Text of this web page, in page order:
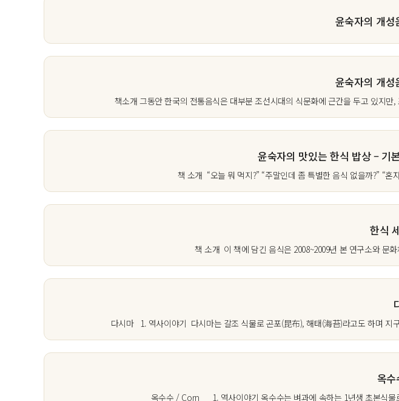
윤숙자의 개
윤숙자의 개
책소개 그동안 한국의 전통음식은 대부분 조선시대의 식문화에 근간을 두고 있지
윤숙자의 맛있는 한식 밥상 – 기
책 소개 “오늘 뭐 먹지?” “주말인데 좀 특별한 음식 없을까?” “
한식
책 소개 이 책에 담긴 음식은 2008~2009년 본 연구소와 문
다시마 1. 역사이야기 다시마는 갈조 식물로 곤포(昆布), 해태(海苔)라고도 하며 지
옥
옥수수 / Corn 1. 역사이야기 옥수수는 벼과에 속하는 1년생 초본식물